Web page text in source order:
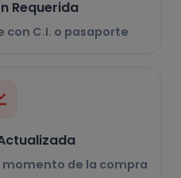
Requerida
C.I. o pasaporte
de la compra